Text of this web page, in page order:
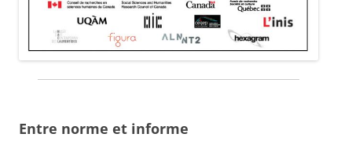
Entre norme et informe